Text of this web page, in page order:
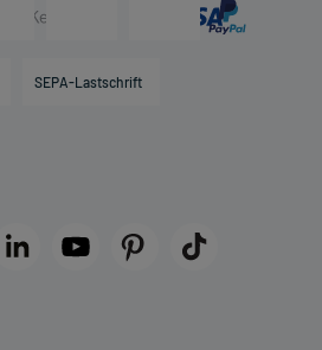
SEPA-Lastschrift